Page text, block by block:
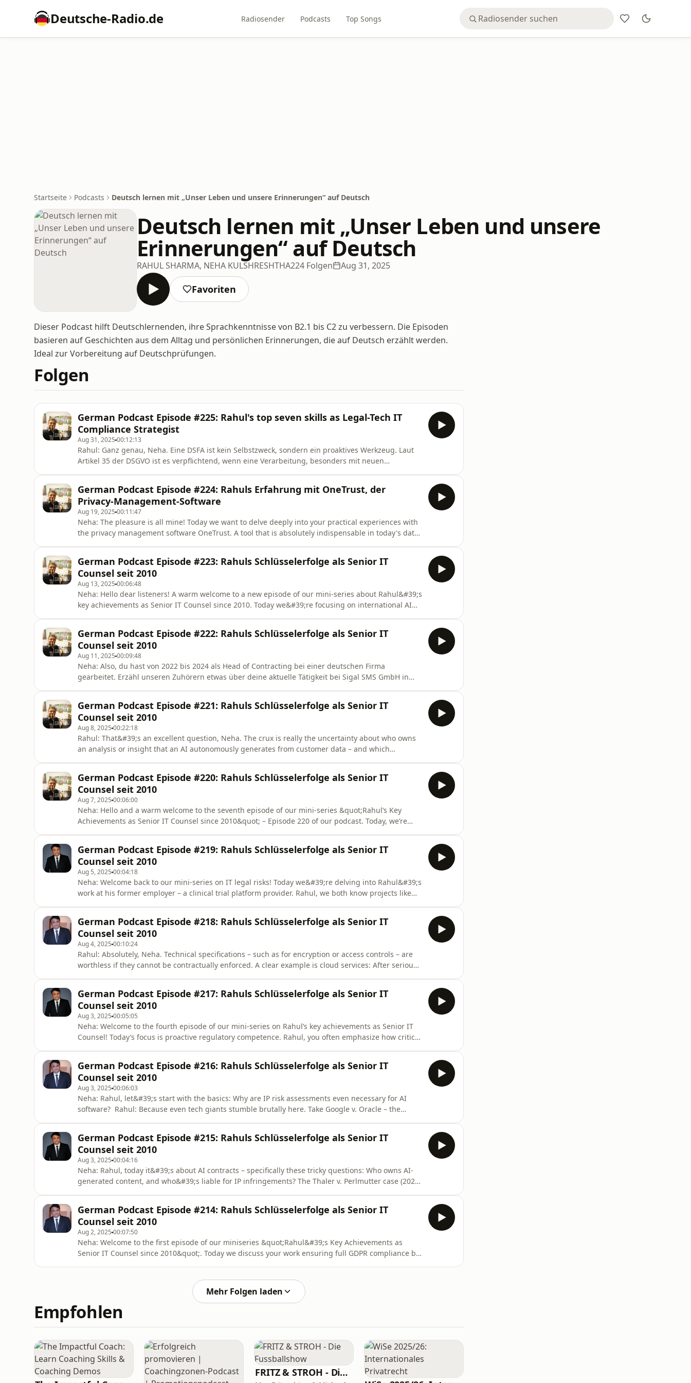
Deutsche-Radio.de Radiosender Podcasts Top Songs
Startseite Podcasts Deutsch lernen mit „Unser Leben und unsere Erinnerungen“ auf Deutsch
Deutsch lernen mit „Unser Leben und unsere
Erinnerungen“ auf Deutsch
RAHUL SHARMA, NEHA KULSHRESHTHA224 Folgen Aug 31, 2025
Favoriten
Dieser Podcast hilft Deutschlernenden, ihre Sprachkenntnisse von B2.1 bis C2 zu verbessern. Die Episoden
basieren auf Geschichten aus dem Alltag und persönlichen Erinnerungen, die auf Deutsch erzählt werden.
Ideal zur Vorbereitung auf Deutschprüfungen.
Folgen
German Podcast Episode #225: Rahul's top seven skills as Legal-Tech IT
Compliance Strategist
Aug 31, 2025 00:12:13
Rahul: Ganz genau, Neha. Eine DSFA ist kein Selbstzweck, sondern ein proaktives Werkzeug. Laut
Artikel 35 der DSGVO ist es verpflichtend, wenn eine Verarbeitung, besonders mit neuen
Nutzung von Gesundheitsdaten oder
German Podcast Episode #224: Rahuls Erfahrung mit OneTrust, der
Privacy-Management-Software
Aug 19, 2025 00:11:47
Neha: The pleasure is all mine! Today we want to delve deeply into your practical experiences with
the privacy management software OneTrust. A tool that is absolutely indispensable in today's data-
workflow fo
German Podcast Episode #223: Rahuls Schlüsselerfolge als Senior IT
Counsel seit 2010
Aug 13, 2025 00:06:48
Neha: Hello dear listeners! A warm welcome to a new episode of our mini-series about Rahul&#39;s
key achievements as Senior IT Counsel since 2010. Today we&#39;re focusing on international AI
collaboration so compl
German Podcast Episode #222: Rahuls Schlüsselerfolge als Senior IT
Counsel seit 2010
Aug 11, 2025 00:09:48
Neha: Also, du hast von 2022 bis 2024 als Head of Contracting bei einer deutschen Firma
gearbeitet. Erzähl unseren Zuhörern etwas über deine aktuelle Tätigkeit bei Sigal SMS GmbH in
unsere Vertragsprozesse k
German Podcast Episode #221: Rahuls Schlüsselerfolge als Senior IT
Counsel seit 2010
Aug 8, 2025 00:22:18
Rahul: That&#39;s an excellent question, Neha. The crux is really the uncertainty about who owns
an analysis or insight that an AI autonomously generates from customer data – and which
Without explicit contr
German Podcast Episode #220: Rahuls Schlüsselerfolge als Senior IT
Counsel seit 2010
Aug 7, 2025 00:06:00
Neha: Hello and a warm welcome to the seventh episode of our mini-series &quot;Rahul’s Key
Achievements as Senior IT Counsel since 2010&quot; – Episode 220 of our podcast. Today, we’re
like Microsoft or Salesforce set
German Podcast Episode #219: Rahuls Schlüsselerfolge als Senior IT
Counsel seit 2010
Aug 5, 2025 00:04:18
Neha: Welcome back to our mini-series on IT legal risks! Today we&#39;re delving into Rahul&#39;s
work at his former employer – a clinical trial platform provider. Rahul, we both know projects like
Neha. This exac
German Podcast Episode #218: Rahuls Schlüsselerfolge als Senior IT
Counsel seit 2010
Aug 4, 2025 00:10:24
Rahul: Absolutely, Neha. Technical specifications – such as for encryption or access controls – are
worthless if they cannot be contractually enforced. A clear example is cloud services: After serious
vendors.Neha
German Podcast Episode #217: Rahuls Schlüsselerfolge als Senior IT
Counsel seit 2010
Aug 3, 2025 00:05:05
Neha: Welcome to the fourth episode of our mini-series on Rahul’s key achievements as Senior IT
Counsel! Today’s focus is proactive regulatory competence. Rahul, you often emphasize how critical
globally in time and a
German Podcast Episode #216: Rahuls Schlüsselerfolge als Senior IT
Counsel seit 2010
Aug 3, 2025 00:06:03
Neha: Rahul, let&#39;s start with the basics: Why are IP risk assessments even necessary for AI
software? Rahul: Because even tech giants stumble brutally here. Take Google v. Oracle – the
They assumed
German Podcast Episode #215: Rahuls Schlüsselerfolge als Senior IT
Counsel seit 2010
Aug 3, 2025 00:04:16
Neha: Rahul, today it&#39;s about AI contracts – specifically these tricky questions: Who owns AI-
generated content, and who&#39;s liable for IP infringements? The Thaler v. Perlmutter case (2023)
With Thaler&#3
German Podcast Episode #214: Rahuls Schlüsselerfolge als Senior IT
Counsel seit 2010
Aug 2, 2025 00:07:50
Neha: Welcome to the first episode of our miniseries &quot;Rahul&#39;s Key Achievements as
Senior IT Counsel since 2010&quot;. Today we discuss your work ensuring full GDPR compliance by
Mehr Folgen laden
Empfohlen
FRITZ & STROH - Die Fussballshow